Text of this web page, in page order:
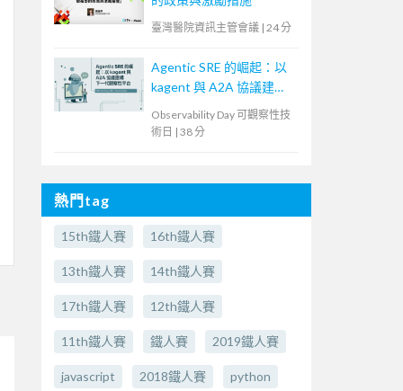
臺灣醫院資訊主管會議 | 24 分
Agentic SRE 的崛起：以
kagent 與 A2A 協議建構
下一代觀察性平台
Observability Day 可觀察性技
術日 | 38 分
熱門tag
15th鐵人賽 16th鐵人賽
13th鐵人賽 14th鐵人賽
17th鐵人賽 12th鐵人賽
11th鐵人賽 鐵人賽 2019鐵人賽
javascript 2018鐵人賽 python